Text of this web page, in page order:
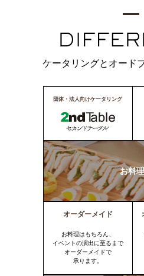
ケータリングとオード
団体・法人向けケータリング
お料理
オーダーメイド
お料理はもちろん、
イベントの演出に至るまで
オーダーメイドで
承ります。